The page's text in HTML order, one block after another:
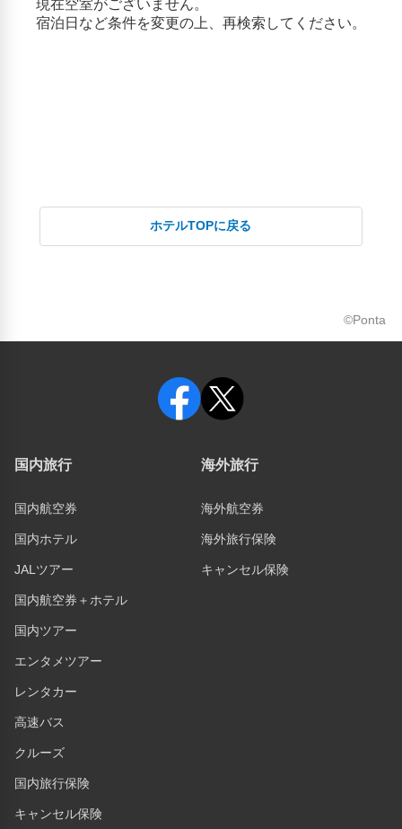
今代司酒造(2.34km)
新潟日報メディアシップ(2.97km)
ホテルTOPに戻る
©Ponta
国内旅行
国内航空券
国内ホテル
JALツアー
国内航空券＋ホテル
国内ツアー
エンタメツアー
レンタカー
高速バス
クルーズ
国内旅行保険
キャンセル保険
海外旅行
海外航空券
海外旅行保険
キャンセル保険